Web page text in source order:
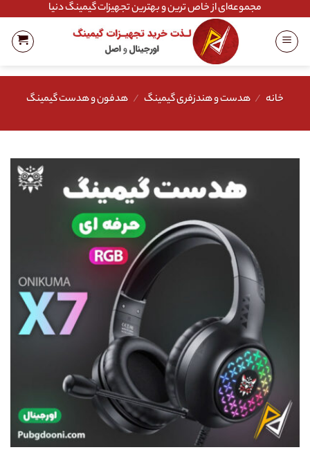
content
مجموعه‌ای از خاص ترین و بهترین تجهیزات گیمینگ دنیا
خانه / هدست و هندزفری گیمینگ / هدفون و هدست گیمینگ